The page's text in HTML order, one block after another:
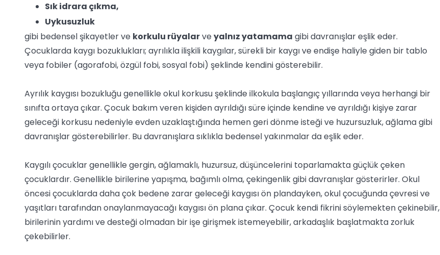
Sık idrara çıkma,
Uykusuzluk
gibi bedensel şikayetler ve korkulu rüyalarveyalnız yatamama gibi davranışlar eşlik eder.
Çocuklarda kaygı bozuklukları; ayrılıkla ilişkili kaygılar, sürekli bir kaygı ve endişe haliyle giden bir tablo
veya fobiler (agorafobi, özgül fobi, sosyal fobi) şeklinde kendini gösterebilir.
Ayrılık kaygısı bozukluğu genellikle okul korkusu şeklinde ilkokula başlangıç yıllarında veya herhangi bir
sınıfta ortaya çıkar. Çocuk bakım veren kişiden ayrıldığı süre içinde kendine ve ayrıldığı kişiye zarar
geleceği korkusu nedeniyle evden uzaklaştığında hemen geri dönme isteği ve huzursuzluk, ağlama gibi
davranışlar gösterebilirler. Bu davranışlara sıklıkla bedensel yakınmalar da eşlik eder.
Kaygılı çocuklar genellikle gergin, ağlamaklı, huzursuz, düşüncelerini toparlamakta güçlük çeken
çocuklardır. Genellikle birilerine yapışma, bağımlı olma, çekingenlik gibi davranışlar gösterirler. Okul
öncesi çocuklarda daha çok bedene zarar geleceği kaygısı ön plandayken, okul çocuğunda çevresi ve
yaşıtları tarafından onaylanmayacağı kaygısı ön plana çıkar. Çocuk kendi fikrini söylemekten çekinebilir,
birilerinin yardımı ve desteği olmadan bir işe girişmek istemeyebilir, arkadaşlık başlatmakta zorluk
çekebilirler.